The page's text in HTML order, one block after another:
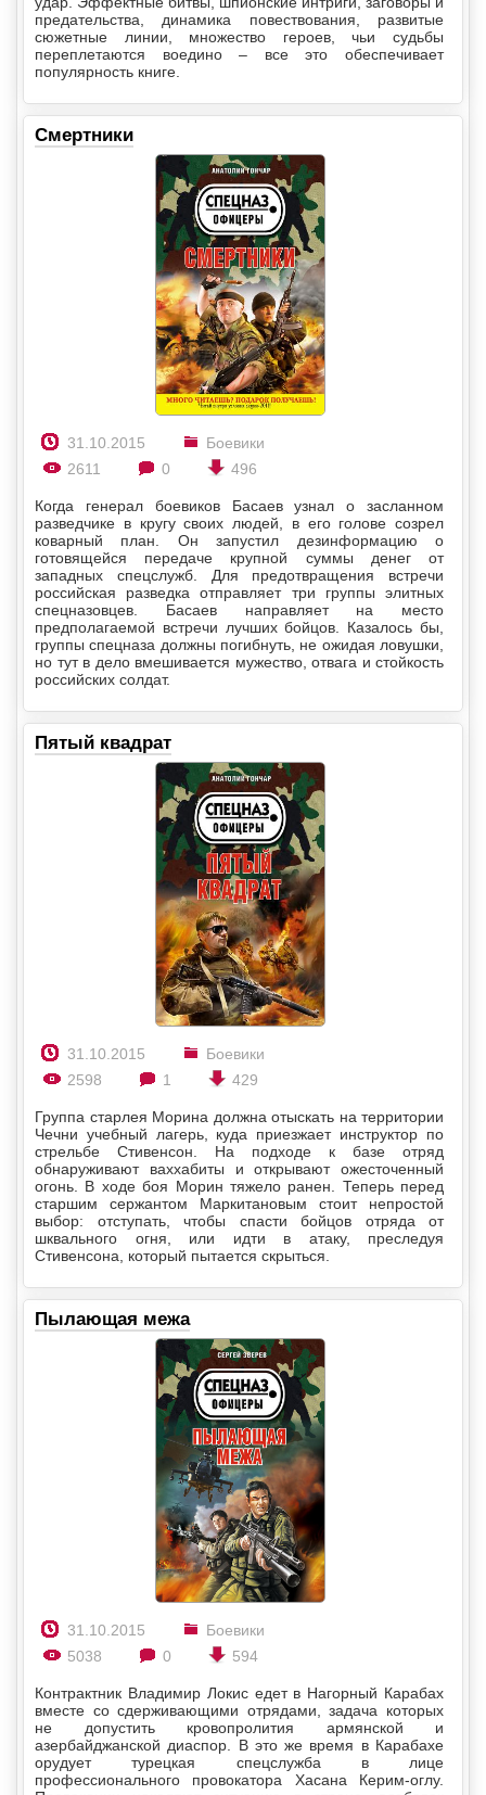
предательства, динамика повествования, развитые
сюжетные линии, множество героев, чьи судьбы
переплетаются воедино – все это обеспечивает
популярность книге.
Смертники
31.10.2015
Боевики
2611
0 496
Когда генерал боевиков Басаев узнал о засланном
разведчике в кругу своих людей, в его голове созрел
коварный план. Он запустил дезинформацию о
готовящейся передаче крупной суммы денег от
западных спецслужб. Для предотвращения встречи
российская разведка отправляет три группы элитных
спецназовцев. Басаев направляет на место
предполагаемой встречи лучших бойцов. Казалось бы,
группы спецназа должны погибнуть, не ожидая ловушки,
но тут в дело вмешивается мужество, отвага и стойкость
российских солдат.
Пятый квадрат
31.10.2015
Боевики
2598
1 429
Группа старлея Морина должна отыскать на территории
Чечни учебный лагерь, куда приезжает инструктор по
стрельбе Стивенсон. На подходе к базе отряд
обнаруживают ваххабиты и открывают ожесточенный
огонь. В ходе боя Морин тяжело ранен. Теперь перед
старшим сержантом Маркитановым стоит непростой
выбор: отступать, чтобы спасти бойцов отряда от
шквального огня, или идти в атаку, преследуя
Стивенсона, который пытается скрыться.
Пылающая межа
31.10.2015
Боевики
5038
0 594
Контрактник Владимир Локис едет в Нагорный Карабах
вместе со сдерживающими отрядами, задача которых
не допустить кровопролития армянской и
азербайджанской диаспор. В это же время в Карабахе
орудует турецкая спецслужба в лице
профессионального провокатора Хасана Керим-оглу.